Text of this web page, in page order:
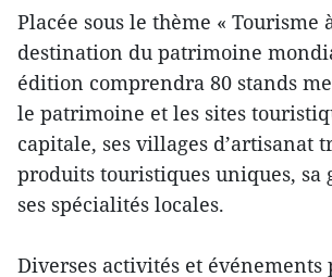
Placée sous le thème « Tourisme
destination du patrimoine
édition comprendra 80 stands
le patrimoine et les sites
capitale, ses villages d’artisanat
produits touristiques uniques, sa
ses spécialités locales.
Diverses activités et